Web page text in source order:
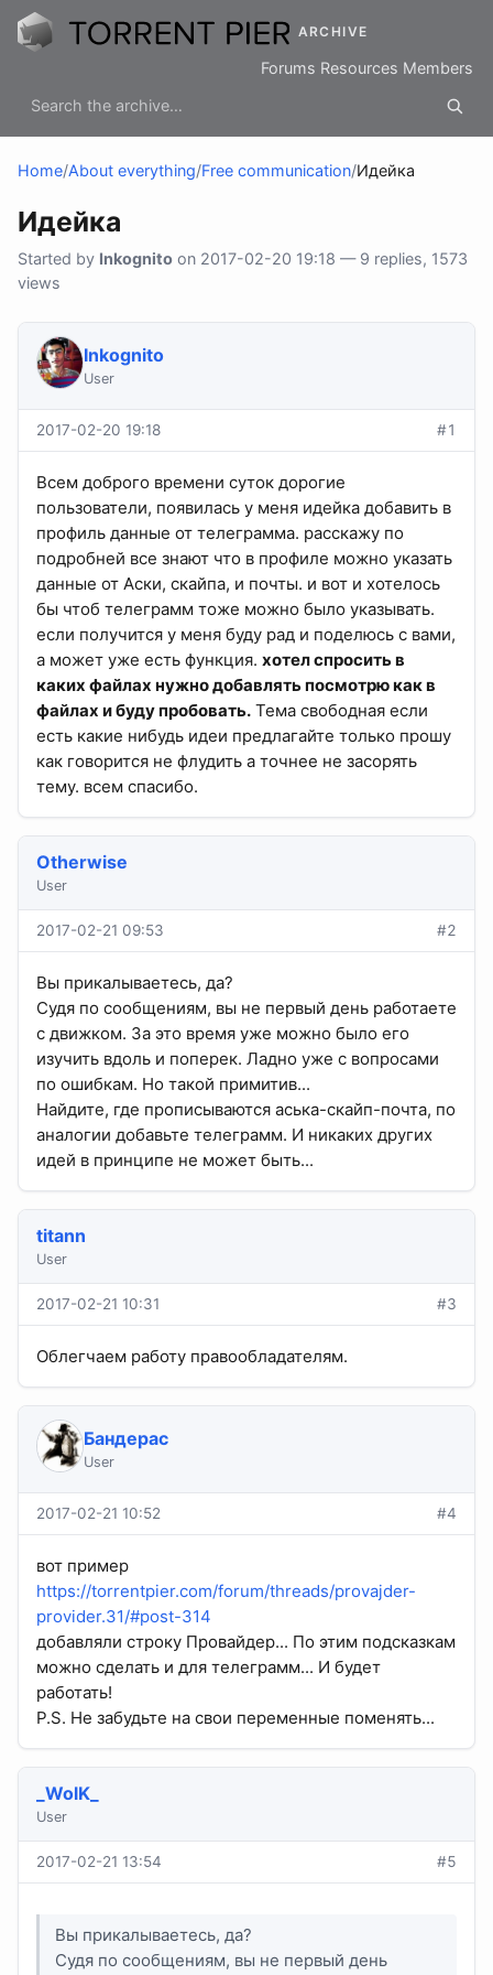
ARCHIVE
Forums Resources Members
Home/About everything/Free communication/Идейка
Идейка
Started by Inkognito on 2017-02-20 19:18 — 9 replies, 1573
views
Inkognito
User
2017-02-20 19:18 #1
Всем доброго времени суток дорогие
пользователи, появилась у меня идейка добавить в
профиль данные от телеграмма. расскажу по
подробней все знают что в профиле можно указать
данные от Аски, скайпа, и почты. и вот и хотелось
бы чтоб телеграмм тоже можно было указывать.
если получится у меня буду рад и поделюсь с вами,
а может уже есть функция. хотел спросить в
каких файлах нужно добавлять посмотрю как в
файлах и буду пробовать. Тема свободная если
есть какие нибудь идеи предлагайте только прошу
как говорится не флудить а точнее не засорять
тему. всем спасибо.
Otherwise
User
2017-02-21 09:53 #2
Вы прикалываетесь, да?
Судя по сообщениям, вы не первый день работаете
с движком. За это время уже можно было его
изучить вдоль и поперек. Ладно уже с вопросами
по ошибкам. Но такой примитив...
Найдите, где прописываются аська-скайп-почта, по
аналогии добавьте телеграмм. И никаких других
идей в принципе не может быть...
titann
User
2017-02-21 10:31 #3
Облегчаем работу правообладателям.
Бандерас
User
2017-02-21 10:52 #4
вот пример
https://torrentpier.com/forum/threads/provajder-
provider.31/#post-314
добавляли строку Провайдер... По этим подсказкам
можно сделать и для телеграмм... И будет
работать!
P.S. Не забудьте на свои переменные поменять...
_WolK_
User
2017-02-21 13:54 #5
Вы прикалываетесь, да?
Судя по сообщениям, вы не первый день